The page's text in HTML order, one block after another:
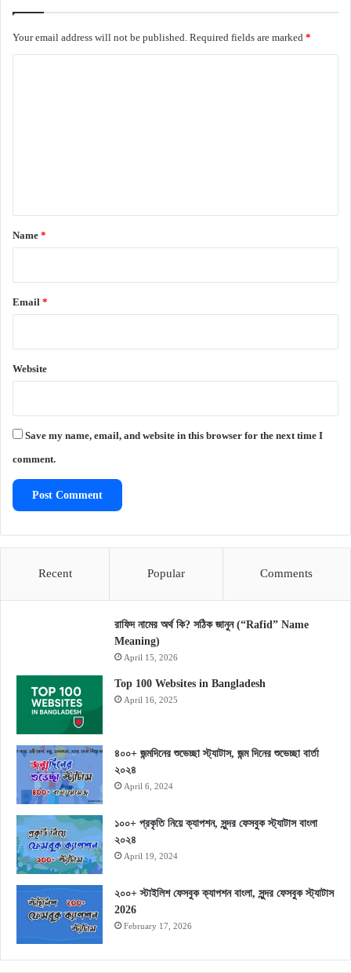
Your email address will not be published. Required fields are marked *
*
Name *
Email *
Website
Save my name, email, and website in this browser for the next time I
comment.
Recent Popular Comments
রাফিদ নামের অর্থ কি? সঠিক জানুন (“Rafid” Name
Meaning)
April 15, 2026
Top 100 Websites in Bangladesh
April 16, 2025
৪০০+ জন্মদিনের শুভেচ্ছা স্ট্যাটাস, জন্ম দিনের শুভেচ্ছা বার্তা
২০২৪
April 6, 2024
১০০+ প্রকৃতি নিয়ে ক্যাপশন, সুন্দর ফেসবুক স্ট্যাটাস বাংলা
২০২৪
April 19, 2024
২০০+ স্টাইলিশ ফেসবুক ক্যাপশন বাংলা, সুন্দর ফেসবুক স্ট্যাটাস
2026
February 17, 2026